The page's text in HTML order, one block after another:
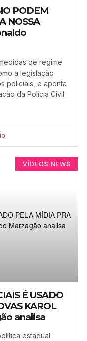
PODEM
NOSSA
de regime
a legislação
policiais, e aponta
da Polícia Civil
VÍDEOS NEWS
É USADO
KAROL
analisa
estadual